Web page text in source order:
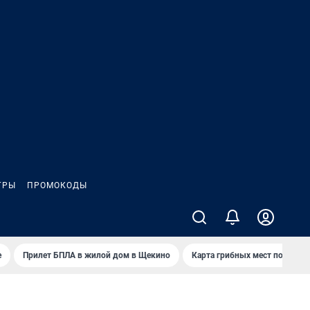
ПРОМОКОДЫ
Прилет БПЛА в жилой дом в Щекино Карта грибных мест под